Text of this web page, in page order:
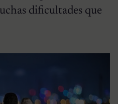
dificultades que